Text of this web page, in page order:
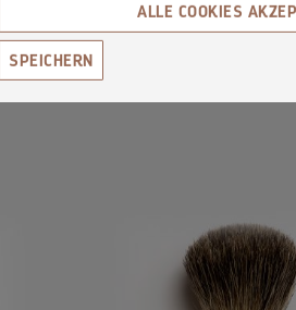
ALLE COOKIES
SPEICHERN